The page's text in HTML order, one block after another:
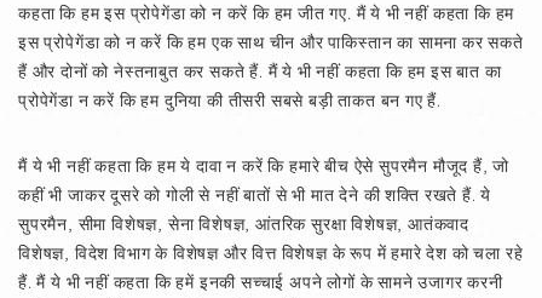
कहता कि हम इस प्रोपेगेंडा को न करें कि हम जीत गए. मैं ये भी नहीं कहता कि हम
इस प्रोपेगेंडा को न करें कि हम एक साथ चीन और पाकिस्तान का सामना कर सकते
हैं और दोनों को नेस्तनाबुत कर सकते हैं. मैं ये भी नहीं कहता कि हम इस बात का
प्रोपेगेंडा न करें कि हम दुनिया की तीसरी सबसे बड़ी ताकत बन गए हैं.
मैं ये भी नहीं कहता कि हम ये दावा न करें कि हमारे बीच ऐसे सुपरमैन मौजूद हैं, जो
कहीं भी जाकर दूसरे को गोली से नहीं बातों से भी मात देने की शक्ति रखते हैं. ये
सुपरमैन, सीमा विशेषज्ञ, सेना विशेषज्ञ, आंतरिक सुरक्षा विशेषज्ञ, आतंकवाद
विशेषज्ञ, विदेश विभाग के विशेषज्ञ और वित्त विशेषज्ञ के रूप में हमारे देश को चला रहे
हैं. मैं ये भी नहीं कहता कि हमें इनकी सच्चाई अपने लोगों के सामने उजागर करनी